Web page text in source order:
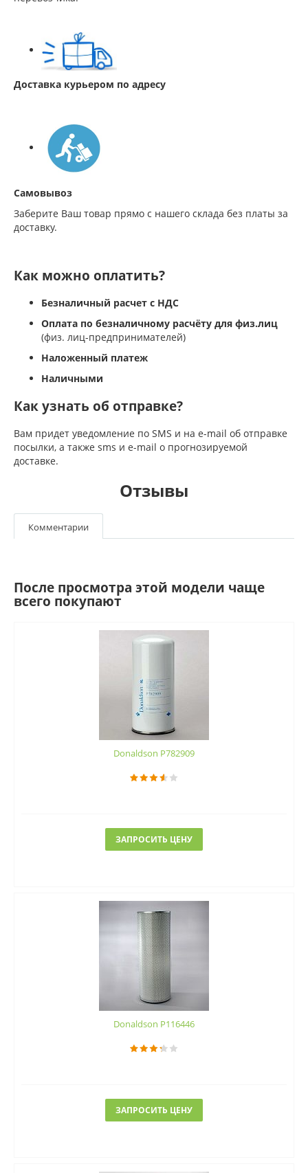
Доставка курьером по адресу
Самовывоз
Заберите Ваш товар прямо с нашего склада без платы за
доставку.
Как можно оплатить?
Безналичный расчет с НДС
Оплата по безналичному расчёту для физ.лиц
(физ. лиц-предпринимателей)
Наложенный платеж
Наличными
Как узнать об отправке?
Вам придет уведомление по SMS и на e-mail об отправке
посылки, а также sms и e-mail о прогнозируемой
доставке.
Отзывы
Комментарии
После просмотра этой модели чаще
всего покупают
Donaldson P782909
ЗАПРОСИТЬ ЦЕНУ
Donaldson P116446
ЗАПРОСИТЬ ЦЕНУ